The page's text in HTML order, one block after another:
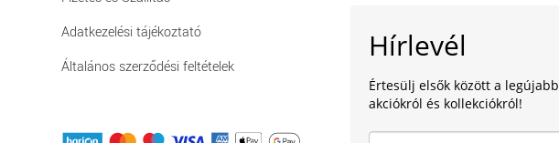
Adatkezelési tájékoztató
Általános szerződési feltételek
Hírlevél
Értesülj elsők között a legújabb
akciókról és kollekciókról!